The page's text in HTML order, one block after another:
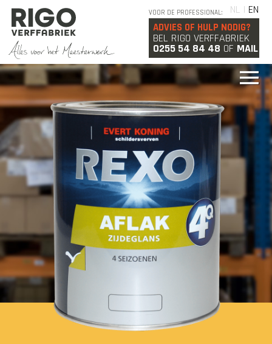
NL | EN
VOOR DE PROFESSIONAL:
ADVIES OF HULP NODIG?
BEL RIGO VERFFABRIEK
0255 54 84 48 OF MAIL